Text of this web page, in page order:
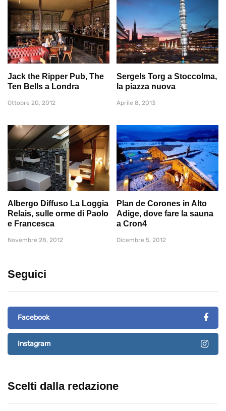
Jack the Ripper Pub, The
Ten Bells a Londra
Ottobre 20, 2012
Sergels Torg a Stoccolma,
la piazza nuova
Aprile 8, 2013
Albergo Diffuso La Loggia
Relais, sulle orme di Paolo
e Francesca
Novembre 28, 2012
Plan de Corones in Alto
Adige, dove fare la sauna
a Cron4
Dicembre 5, 2012
Seguici
Facebook
Instagram
Scelti dalla redazione